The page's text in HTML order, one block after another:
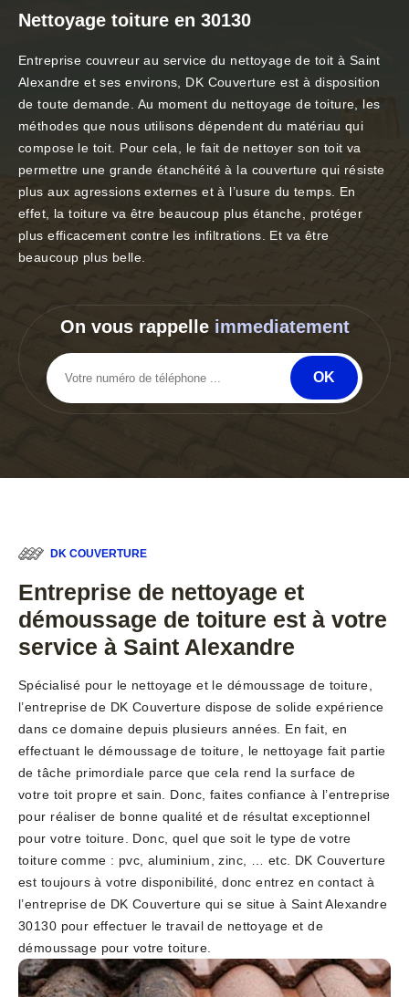
Nettoyage toiture en 30130
Entreprise couvreur au service du nettoyage de toit à Saint
Alexandre et ses environs, DK Couverture est à disposition
de toute demande. Au moment du nettoyage de toiture, les
méthodes que nous utilisons dépendent du matériau qui
compose le toit. Pour cela, le fait de nettoyer son toit va
permettre une grande étanchéité à la couverture qui résiste
plus aux agressions externes et à l’usure du temps. En
effet, la toiture va être beaucoup plus étanche, protéger
plus efficacement contre les infiltrations. Et va être
beaucoup plus belle.
On vous rappelle immediatement
DK COUVERTURE
Entreprise de nettoyage et
démoussage de toiture est à votre
service à Saint Alexandre
Spécialisé pour le nettoyage et le démoussage de toiture,
l’entreprise de DK Couverture dispose de solide expérience
dans ce domaine depuis plusieurs années. En fait, en
effectuant le démoussage de toiture, le nettoyage fait partie
de tâche primordiale parce que cela rend la surface de
votre toit propre et sain. Donc, faites confiance à l’entreprise
pour réaliser de bonne qualité et de résultat exceptionnel
pour votre toiture. Donc, quel que soit le type de votre
toiture comme : pvc, aluminium, zinc, … etc. DK Couverture
est toujours à votre disponibilité, donc entrez en contact à
l’entreprise de DK Couverture qui se situe à Saint Alexandre
30130 pour effectuer le travail de nettoyage et de
démoussage pour votre toiture.